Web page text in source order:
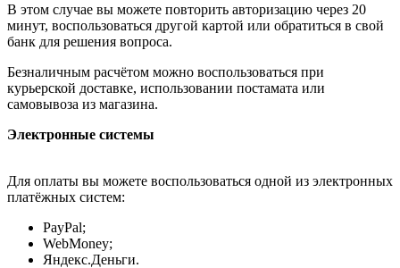
В этом случае вы можете повторить авторизацию через 20
минут, воспользоваться другой картой или обратиться в свой
банк для решения вопроса.
Безналичным расчётом можно воспользоваться при
курьерской доставке, использовании постамата или
самовывоза из магазина.
Электронные системы
Для оплаты вы можете воспользоваться одной из электронных
платёжных систем:
PayPal;
WebMoney;
Яндекс.Деньги.